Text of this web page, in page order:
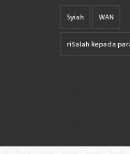
Syiah WAN
risalah kepada